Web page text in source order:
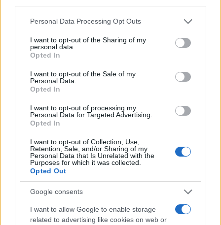
Please note that this website/app uses one or more Google
not limited to your visit or usage behaviour. You may click to
grant or deny consent to Google and its third-party tags to
use your data for below specified purposes in below Google
consent section.
Personal Data Processing Opt Outs
I want to opt-out of the Sharing of my
personal data.
Opted In
I want to opt-out of the Sale of my
Personal Data.
Opted In
I want to opt-out of processing my
Personal Data for Targeted Advertising.
Opted In
I want to opt-out of Collection, Use,
Retention, Sale, and/or Sharing of my
Personal Data that Is Unrelated with the
Purposes for which it was collected.
Opted Out
Google consents
I want to allow Google to enable storage
related to advertising like cookies on web or
#annavissiofficial
#birthday #happybirthday #you #news #2025